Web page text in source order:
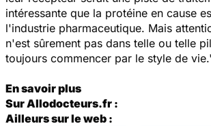
intéressante que la protéine en cause
l'industrie pharmaceutique. Mais
n'est sûrement pas dans telle ou telle
toujours commencer par le style de
En savoir plus
Sur Allodocteurs.fr :
Ailleurs sur le web :